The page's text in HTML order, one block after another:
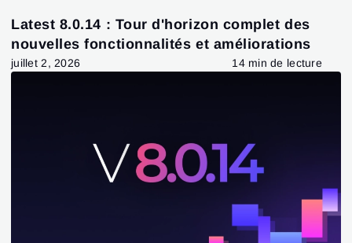
Latest 8.0.14 : Tour d'horizon complet des
nouvelles fonctionnalités et améliorations
juillet 2, 2026 14 min de lecture